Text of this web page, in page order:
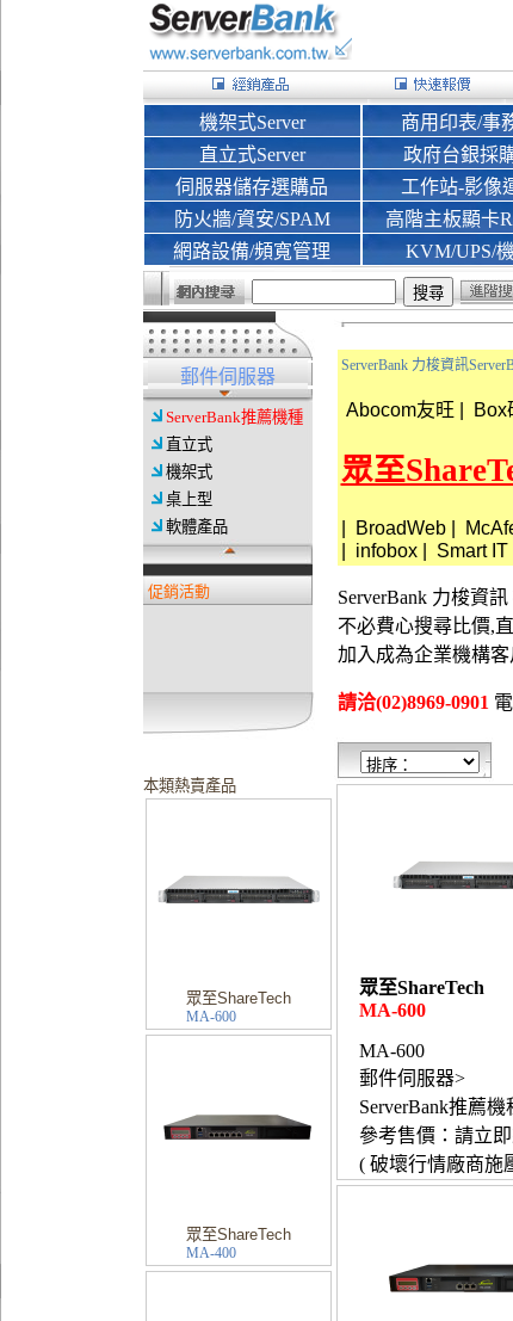
機架式Server
直立式Server
伺服器儲存選購品
防火牆/資安/SPAM
網路設備/頻寬管理
商用印表/事
政府台銀採
工作站-影像
高階主板顯卡
KVM/UPS/
郵件伺服器
ServerBank推薦機種
直立式
機架式
桌上型
軟體產品
促銷活動
本類熱賣產品
眾至ShareTech
MA-600
眾至ShareTech
MA-400
ServerBank 力梭資訊
Abocom友旺 Box
眾至
BroadWeb
infobox Smart IT
ServerBank 力梭資
不必費心搜尋比價,
加入成為企業機構
請洽(02)8969-0901
眾至ShareTech
MA-600
MA-600
郵件伺服器>
ServerBank推薦機
參考售價：請立
( 破壞行情廠商施